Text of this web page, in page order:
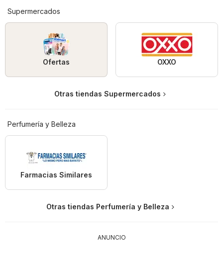
Supermercados
Ofertas OXXO
Otras tiendas Supermercados
Perfumería y Belleza
Farmacias Similares
Otras tiendas Perfumería y Belleza
ANUNCIO